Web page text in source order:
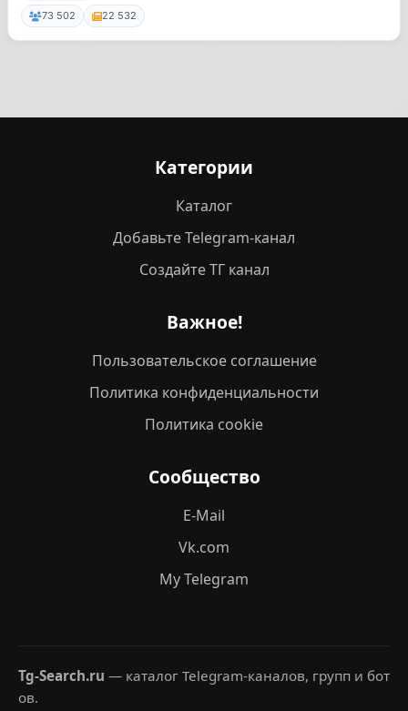
73 502 22 532
Категории
Каталог
Добавьте Telegram-канал
Создайте ТГ канал
Важное!
Пользовательское соглашение
Политика конфиденциальности
Политика cookie
Сообщество
E-Mail
Vk.com
My Telegram
Tg-Search.ru — каталог Telegram-каналов, групп и бот
ов.